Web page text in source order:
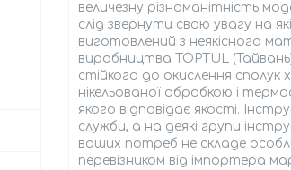
величезну різноманітність
слід звернути свою увагу на
виготовлений з неякісного
виробництва TOPTUL
стійкого до окислення
нікельованої обробкою і
якого відповідає якості.
служби, а на деякі групи
ваших потреб не складе
перевізником від імпортера